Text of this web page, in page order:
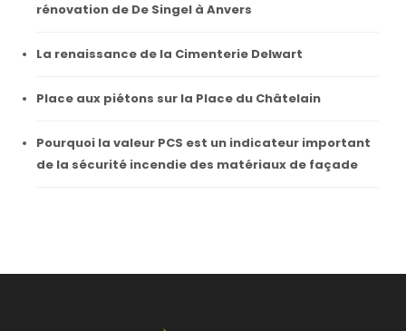
rénovation de De Singel à Anvers
La renaissance de la Cimenterie Delwart
Place aux piétons sur la Place du Châtelain
Pourquoi la valeur PCS est un indicateur important
de la sécurité incendie des matériaux de façade